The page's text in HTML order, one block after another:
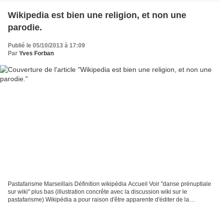
Wikipedia est bien une religion, et non une
parodie.
Publié le 05/10/2013 à 17:09
Par Yves Forban
Pastafarisme Marseillais Définition wikipédia Accueil Voir "danse prénuptiale
sur wiki" plus bas (illustration concrête avec la discussion wiki sur le
pastafarisme) Wikipédia a pour raison d'être apparente d'éditer de la